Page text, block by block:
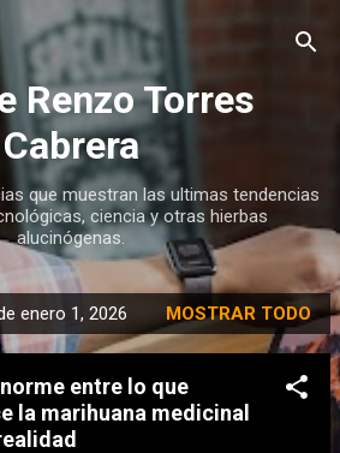
al contenido principal
Renzo Torres
Cabrera
que muestran las ultimas tendencias
ciencia y otras hierbas
alucinógenas.
enero 1, 2026 MOSTRAR TODO
entre lo que
la marihuana medicinal